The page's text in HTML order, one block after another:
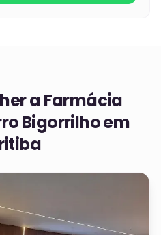
a Farmácia
Bigorrilho em